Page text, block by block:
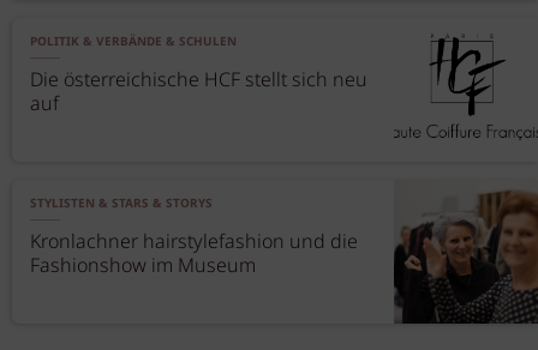
POLITIK & VERBÄNDE & SCHULEN
Die österreichische HCF stellt sich neu
auf
STYLISTEN & STARS & STORYS
Kronlachner hairstylefashion und die
Fashionshow im Museum